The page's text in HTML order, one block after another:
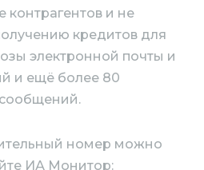
контрагентов и не
кредитов для
электронной почты и
и ещё более 80
номер можно
ИА Монитор: